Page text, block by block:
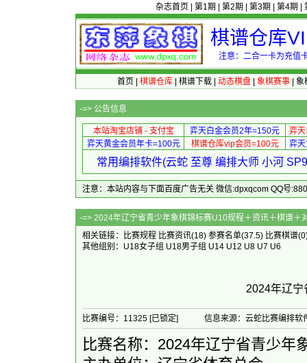
杂志首页 第1期 第2期 第3期 第4期
棋谱仓库
注意：二合一卡为充值
首页 棋谱仓库| 棋谱下载| 动态棋盘| 象棋赛事| 象
-=> 公告信息
本站淘宝店铺 - 支付宝 弈天白金会员2年=150元
弈
弈天黄金会员年卡=100元
棋谱仓库vip会员=100元 弈
常用编排软件(云蛇 至尊 编排大师 小河
注意：本站内容与下面百度广告无关 微信:dpxqcom QQ号
-=> 2024年辽宁省青少年象棋锦标赛
相关链接：
比赛规程 比赛资讯(18) 参赛名单(37.5) 比赛棋谱
其他组别： U18女子组 U18男子组 U14 U12 U8 U7 U6
2024年辽宁
比赛编号：11325 [已锁定] 信息来源：云蛇比赛编排软
比赛名称：2024年辽宁省青少年